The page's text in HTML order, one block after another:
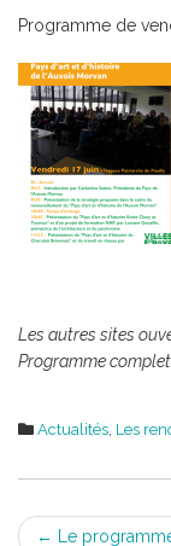
Programme de
Les autres sites
Programme
Actualités, Les
← Le